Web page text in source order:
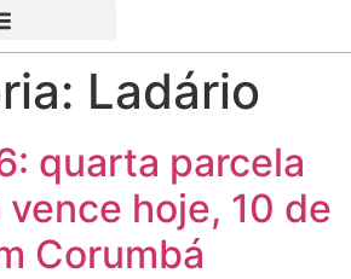
Ladário
quarta parcela
hoje, 10 de
Corumbá